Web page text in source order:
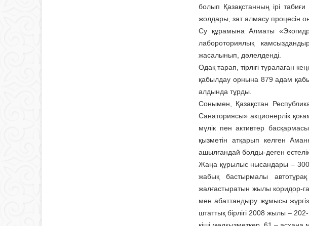
болып Қазақстанның ірі
жолдары, зат алмасу процесін
Су құрамына Алматы
лабороториялық
жасалынып, дәлелденді.
Одақ тарап, тірлігі тұралаған
қабылдау орнына 879 адам
алдында тұрды.
Сонымен, Қазақстан
Санаториясы» акционерлік
мүлік пен активтер
қызметін атқарып келген
ашылғандай болды-деген
Жаңа құрылыс нысандары – 300
жабық бастырмалы
жалғастыратын жылы коридор-
мен абаттандыру жұмысы
штаттық бірлігі 2008 жылы –